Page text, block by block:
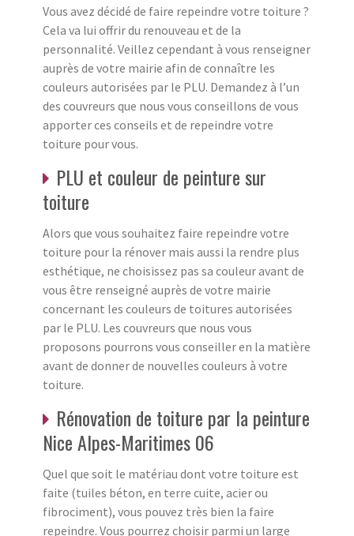
Vous avez décidé de faire repeindre votre toiture ?
Cela va lui offrir du renouveau et de la
personnalité. Veillez cependant à vous renseigner
auprès de votre mairie afin de connaître les
couleurs autorisées par le PLU. Demandez à l’un
des couvreurs que nous vous conseillons de vous
apporter ces conseils et de repeindre votre
toiture pour vous.
PLU et couleur de peinture sur
toiture
Alors que vous souhaitez faire repeindre votre
toiture pour la rénover mais aussi la rendre plus
esthétique, ne choisissez pas sa couleur avant de
vous être renseigné auprès de votre mairie
concernant les couleurs de toitures autorisées
par le PLU. Les couvreurs que nous vous
proposons pourrons vous conseiller en la matière
avant de donner de nouvelles couleurs à votre
toiture.
Rénovation de toiture par la peinture
Nice Alpes-Maritimes 06
Quel que soit le matériau dont votre toiture est
faite (tuiles béton, en terre cuite, acier ou
fibrociment), vous pouvez très bien la faire
repeindre. Vous pourrez choisir parmi un large